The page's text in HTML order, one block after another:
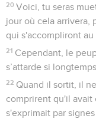
20 Voici, tu seras
jour où cela arrivera,
qui s'accompliront
21 Cependant, le
s’attarde si
22 Quand il sortit, il
comprirent qu'il avait
s'exprimait par